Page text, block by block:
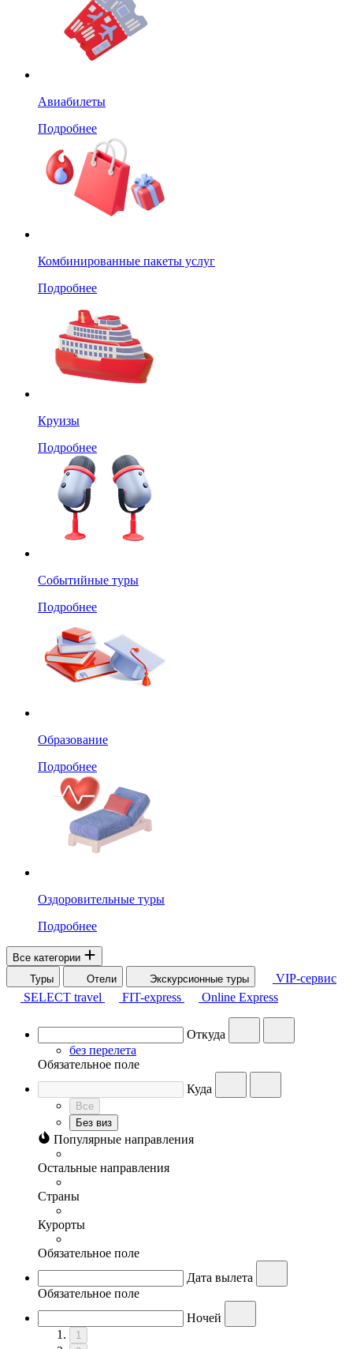
Авиабилеты
Подробнее
Комбинированные пакеты услуг
Подробнее
Круизы
Подробнее
Событийные туры
Подробнее
Образование
Подробнее
Оздоровительные туры
Подробнее
Все категории
Туры
Отели Экскурсионные туры
VIP-сервис
SELECT travel
FIT-express Online Express
Откуда
без перелета
Обязательное поле
Куда
Все
Без виз
Популярные направления
Остальные направления
Страны
Курорты
Обязательное поле
Дата вылета
Обязательное поле
Ночей
1